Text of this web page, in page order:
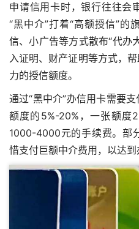
申请信用卡时，银行往往会
“黑中介”打着“高额授信”的
信、小广告等方式散布“代办
入证明、财产证明等方式，
力的授信额度。
通过“黑中介”办信用卡需要
额度的5%-20%，一张额度
1000-4000元的手续费。部
惜支付巨额中介费用，以达到